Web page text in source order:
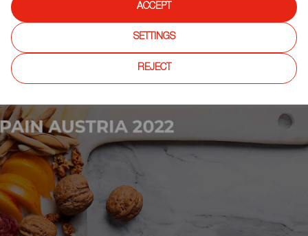
ACCEPT
SETTINGS
REJECT